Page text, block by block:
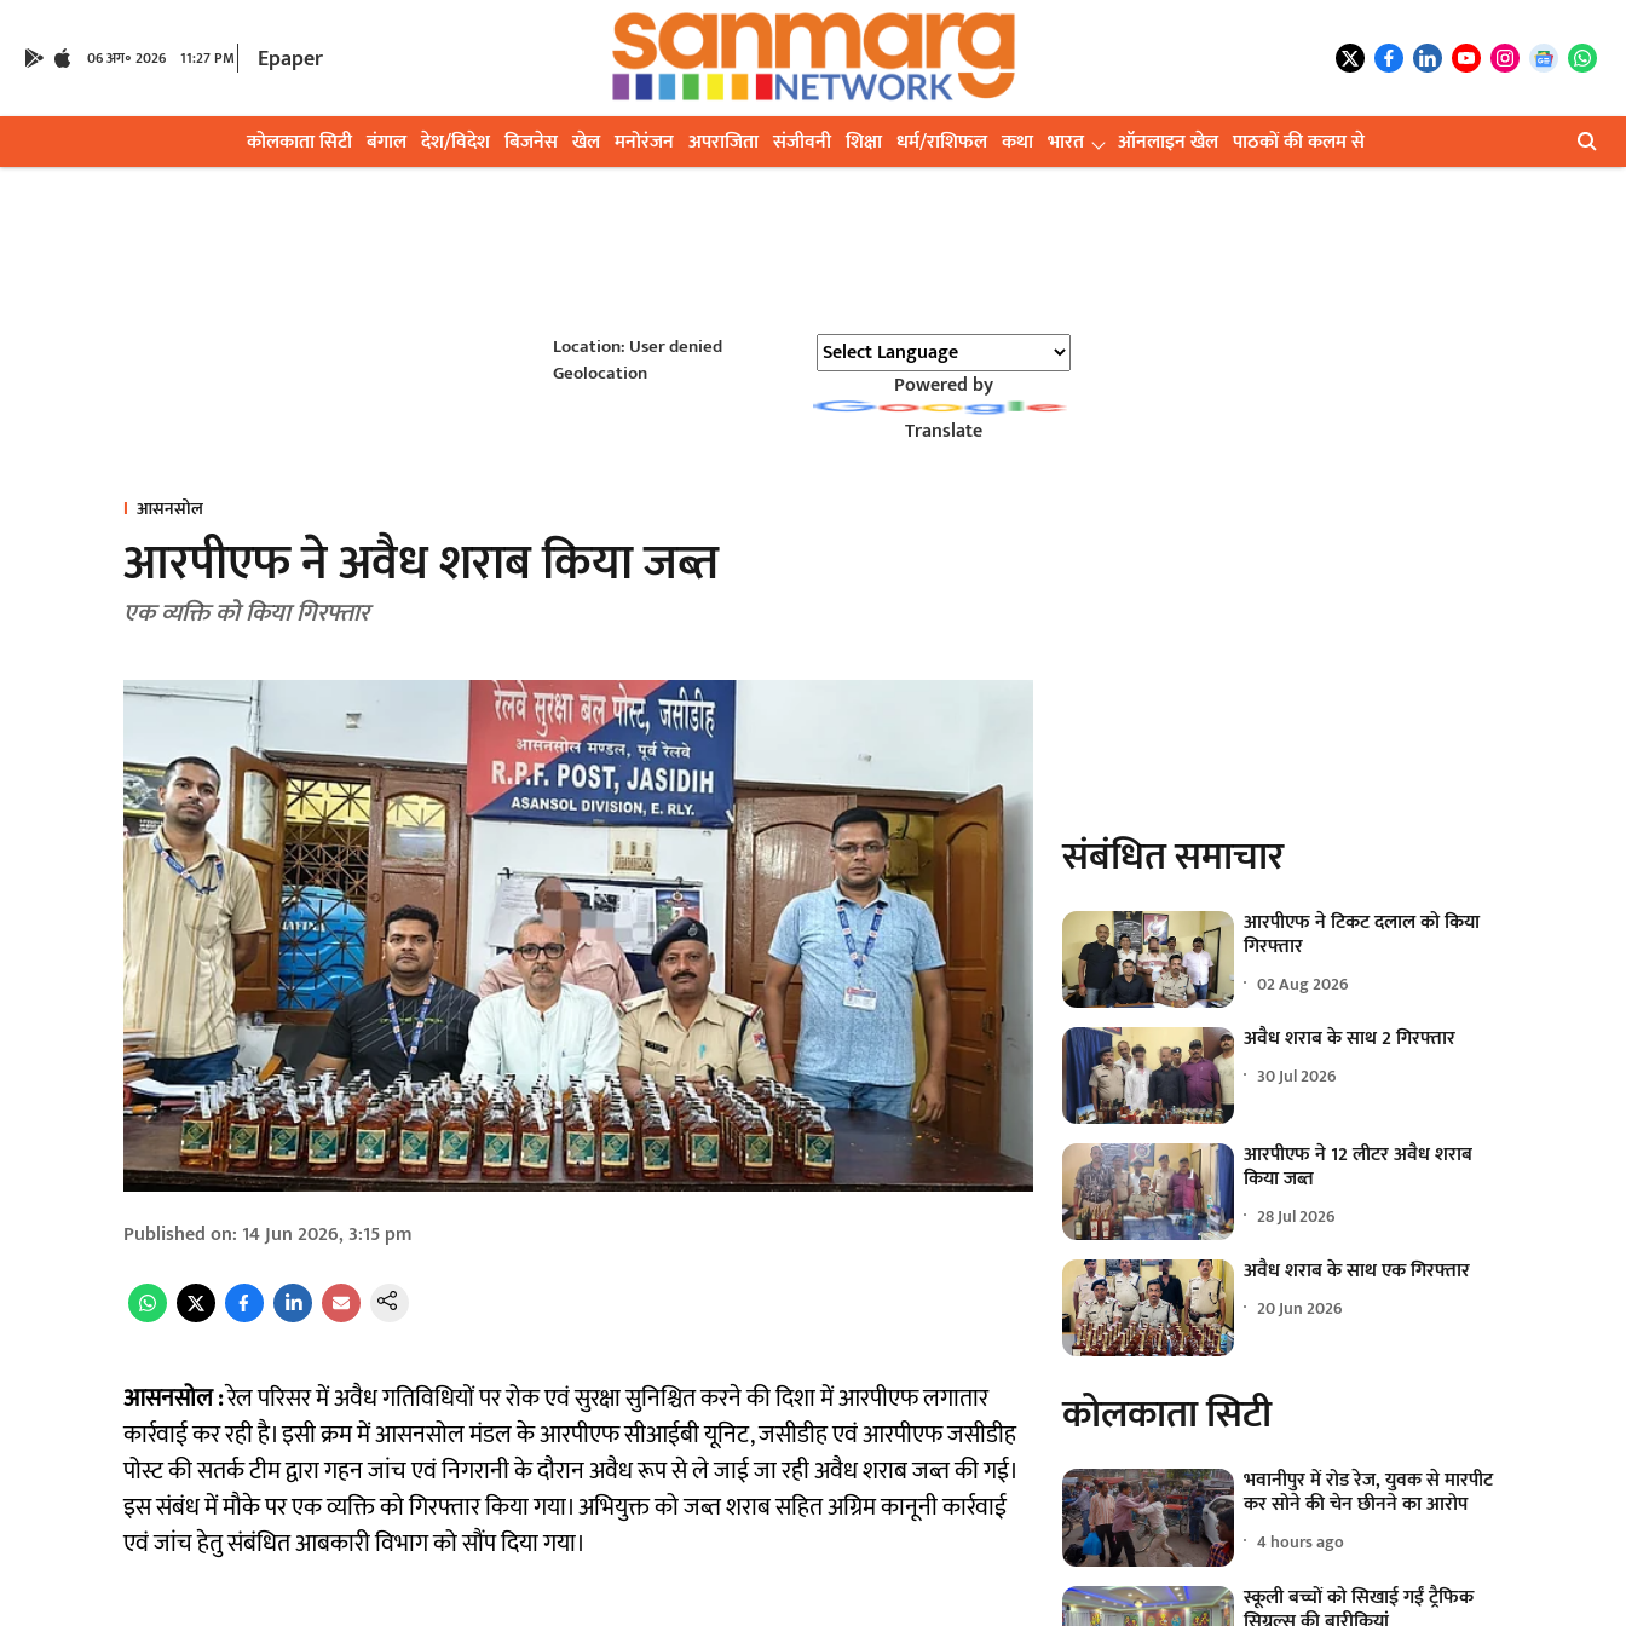
06 अग॰ 2026 11:27 PM Epaper
कोलकाता सिटी बंगाल देश/विदेश बिजनेस खेल मनोरंजन अपराजिता संजीवनी शिक्षा धर्म/राशिफल कथा भारत ऑनलाइन खेल पाठकों की कलम से
Location: User denied
Geolocation
Powered by
Translate
आसनसोल
आरपीएफ ने अवैध शराब किया जब्त
एक व्यक्ति को किया गिरफ्तार
Published on: 14 Jun 2026, 3:15 pm
आसनसोल :रेल परिसर में अवैध गतिविधियों पर रोक एवं सुरक्षा सुनिश्चित करने की दिशा में आरपीएफ लगातार
कार्रवाई कर रही है। इसी क्रम में आसनसोल मंडल के आरपीएफ सीआईबी यूनिट, जसीडीह एवं आरपीएफ जसीडीह
पोस्ट की सतर्क टीम द्वारा गहन जांच एवं निगरानी के दौरान अवैध रूप से ले जाई जा रही अवैध शराब जब्त की गई।
इस संबंध में मौके पर एक व्यक्ति को गिरफ्तार किया गया। अभियुक्त को जब्त शराब सहित अग्रिम कानूनी कार्रवाई
एवं जांच हेतु संबंधित आबकारी विभाग को सौंप दिया गया।
संबंधित समाचार
आरपीएफ ने टिकट दलाल को किया
गिरफ्तार
02 Aug 2026
अवैध शराब के साथ 2 गिरफ्तार
30 Jul 2026
आरपीएफ ने 12 लीटर अवैध शराब
किया जब्त
28 Jul 2026
अवैध शराब के साथ एक गिरफ्तार
20 Jun 2026
कोलकाता सिटी
भवानीपुर में रोड रेज, युवक से मारपीट
कर सोने की चेन छीनने का आरोप
4 hours ago
स्कूली बच्चों को सिखाई गईं ट्रैफिक